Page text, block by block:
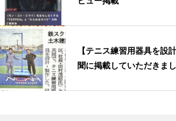
【テニス練習用器具を設
聞に掲載していただきまし